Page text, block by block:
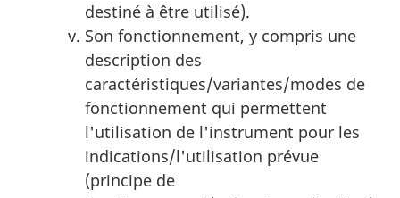
destiné à être utilisé).
Son fonctionnement, y compris une
description des
caractéristiques/variantes/modes de
fonctionnement qui permettent
l'utilisation de l'instrument pour les
indications/l'utilisation prévue
(principe de